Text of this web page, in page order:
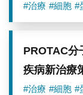
小
#治療 #細胞 #
PROTAC分
疾病新治療
#治療 #細胞 #